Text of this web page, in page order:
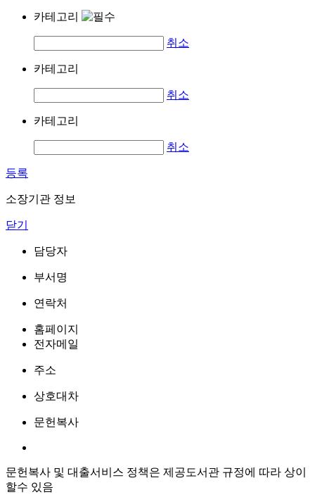
카테고리
취소
카테고리
취소
카테고리
취소
등록
소장기관 정보
닫기
담당자
부서명
연락처
홈페이지
전자메일
주소
상호대차
문헌복사
문헌복사 및 대출서비스 정책은 제공도서관 규정에 따라 상이
할수 있음